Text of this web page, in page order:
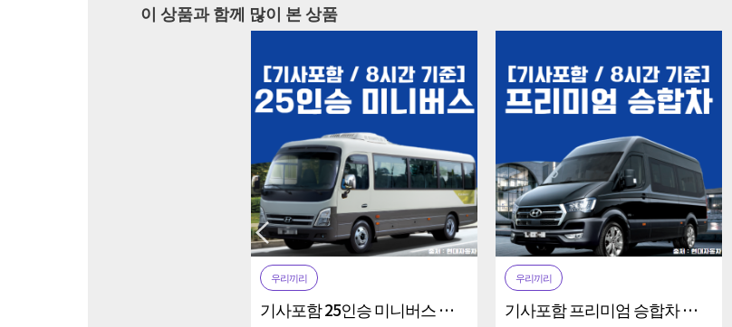
이 상품과 함께 많이 본 상품
우리끼리 우리끼리